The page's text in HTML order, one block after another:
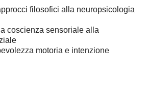
filosofici alla neuropsicologia
coscienza sensoriale alla
motoria e intenzione